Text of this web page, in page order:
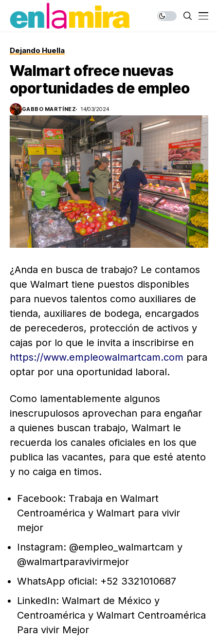
Dejando Huella
Walmart ofrece nuevas
oportunidades de empleo
GABBO MARTÍNEZ 14/03/2024
¿Anda en busca de trabajo? Le contamos
que Walmart tiene puestos disponibles
para nuevos talentos como auxiliares de
tienda, auxiliares de bodega, encargados
de perecederos, protección de activos y
cajas por lo que le invita a inscribirse en
https://www.empleowalmartcam.com para
optar por una oportunidad laboral.
Como lamentablemente algunos
inescrupulosos aprovechan para engañar
a quienes buscan trabajo, Walmart le
recuerda los canales oficiales en los que
publica las vacantes, para que esté atento
y no caiga en timos.
Facebook: Trabaja en Walmart
Centroamérica y Walmart para vivir
mejor
Instagram: @empleo_walmartcam y
@walmartparavivirmejor
WhatsApp oficial: +52 3321010687
LinkedIn: Walmart de México y
Centroamérica y Walmart Centroamérica
Para vivir Mejor